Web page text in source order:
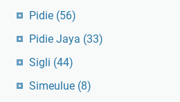
Pidie (56)
Pidie Jaya (33)
Sigli (44)
Simeulue (8)